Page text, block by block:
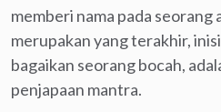
memberi nama pada seorang
merupakan yang terakhir,
bagaikan seorang bocah,
penjapaan mantra.